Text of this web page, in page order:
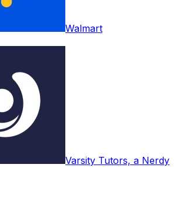
Walmart
Varsity Tutors, a Nerdy